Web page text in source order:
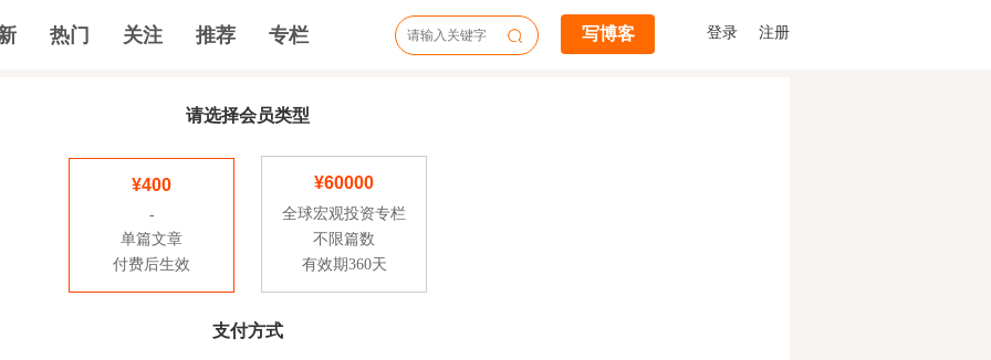
热门 关注 推荐 专栏 写博客 登录 注册
请选择会员类型
¥400
-
单篇文章
付费后生效
¥60000
全球宏观投资专栏
不限篇数
有效期360天
支付方式